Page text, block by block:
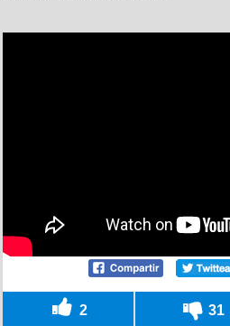
2 31